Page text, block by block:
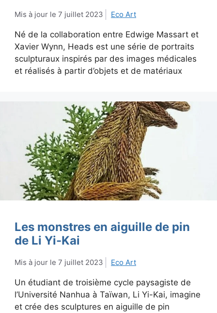
7 juillet 2023 Eco Art
Né de la collaboration entre Edwige Massart et
Xavier Wynn, Heads est une série de portraits
sculpturaux inspirés par des images médicales
et réalisés à partir d’objets et de matériaux
Les monstres en aiguille de pin
de Li Yi-Kai
7 juillet 2023 Eco Art
Un étudiant de troisième cycle paysagiste de
l’Université Nanhua à Taïwan, Li Yi-Kai, imagine
et crée des sculptures en aiguille de pin